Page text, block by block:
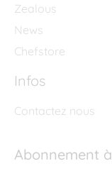
Zealous
News
Chefstore
Infos
Contactez nous
Abonnement